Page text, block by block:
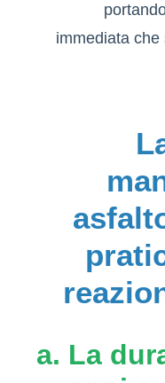
immediata
a. La